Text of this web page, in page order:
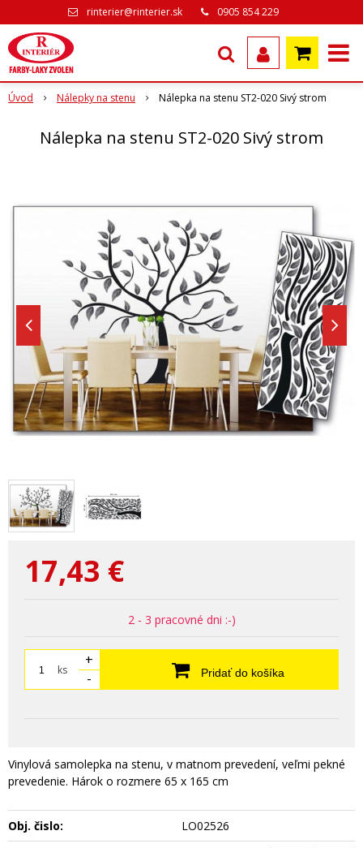
rinterier@rinterier.sk 0905 854 229
Úvod Nálepky na stenu Nálepka na stenu ST2-020 Sivý strom
Nálepka na stenu ST2-020 Sivý strom
17,43 €
2 - 3 pracovné dni :-)
ks
+
-
Pridať do košíka
Vinylová samolepka na stenu, v matnom prevedení, veľmi pekné
prevedenie. Hárok o rozmere 65 x 165 cm
Obj. čislo: LO02526